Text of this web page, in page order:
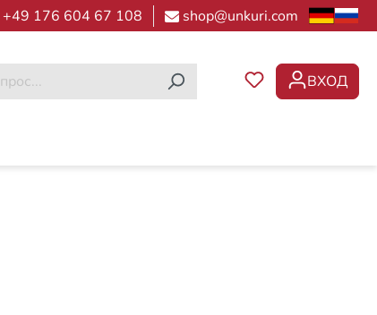
+49 176 604 67 108 shop@unkuri.com
У ВАС ЕСТЬ
ВХОД